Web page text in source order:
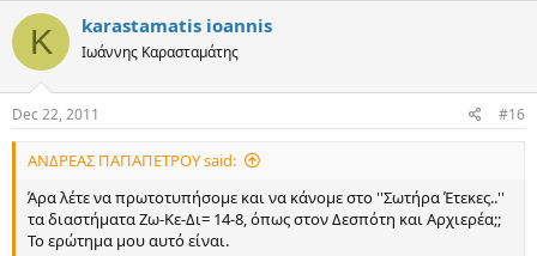
K karastamatis ioannis
Ιωάννης Καρασταμάτης
Dec 22, 2011 #16
ΑΝΔΡΕΑΣ ΠΑΠΑΠΕΤΡΟΥ said:
Άρα λέτε να πρωτοτυπήσομε και να κάνομε στο ''Σωτήρα Έτεκες..''
τα διαστήματα Ζω-Κε-Δι= 14-8, όπως στον Δεσπότη και Αρχιερέα;;
Το ερώτημα μου αυτό είναι.